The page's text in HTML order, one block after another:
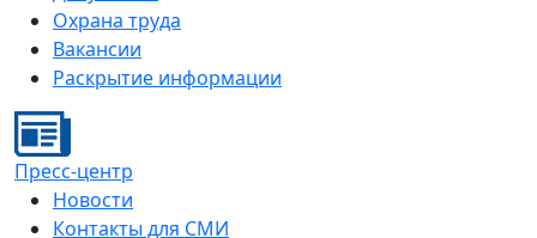
Охрана труда
Вакансии
Раскрытие информации
Пресс-центр
Новости
Контакты для СМИ